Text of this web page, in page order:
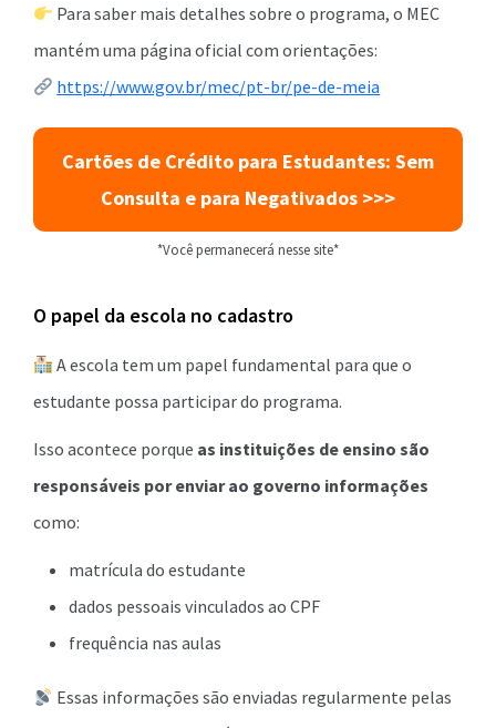
Para saber mais detalhes sobre o programa, o MEC
mantém uma página oficial com orientações:
https://www.gov.br/mec/pt-br/pe-de-meia
Cartões de Crédito para Estudantes: Sem
Consulta e para Negativados >>>
*Você permanecerá nesse site*
O papel da escola no cadastro
A escola tem um papel fundamental para que o
estudante possa participar do programa.
Isso acontece porque as instituições de ensino são
responsáveis por enviar ao governo informações
como:
matrícula do estudante
dados pessoais vinculados ao CPF
frequência nas aulas
Essas informações são enviadas regularmente pelas